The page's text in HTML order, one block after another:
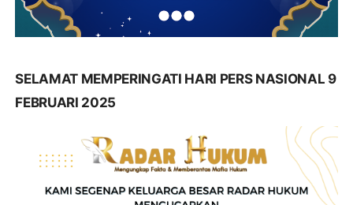
SELAMAT MEMPERINGATI HARI PERS NASIONAL 9
FEBRUARI 2025